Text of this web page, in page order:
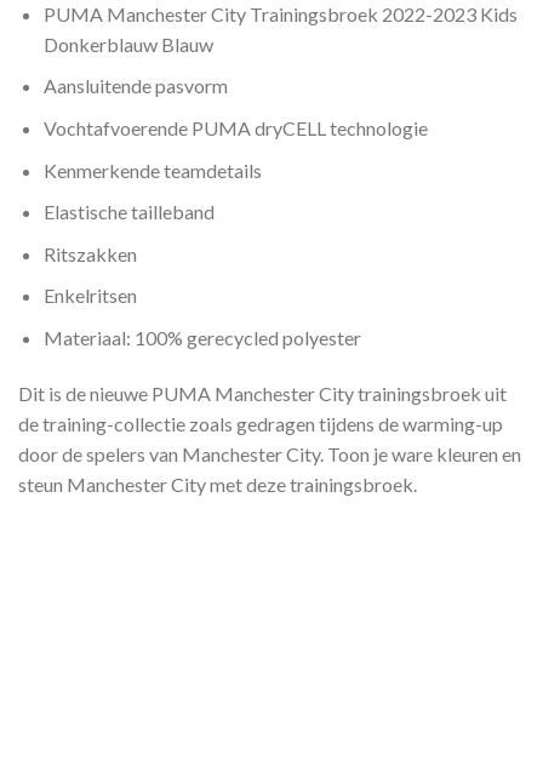
PUMA Manchester City Trainingsbroek 2022-2023 Kids
Donkerblauw Blauw
Aansluitende pasvorm
Vochtafvoerende PUMA dryCELL technologie
Kenmerkende teamdetails
Elastische tailleband
Ritszakken
Enkelritsen
Materiaal: 100% gerecycled polyester
Dit is de nieuwe PUMA Manchester City trainingsbroek uit
de training-collectie zoals gedragen tijdens de warming-up
door de spelers van Manchester City. Toon je ware kleuren en
steun Manchester City met deze trainingsbroek.